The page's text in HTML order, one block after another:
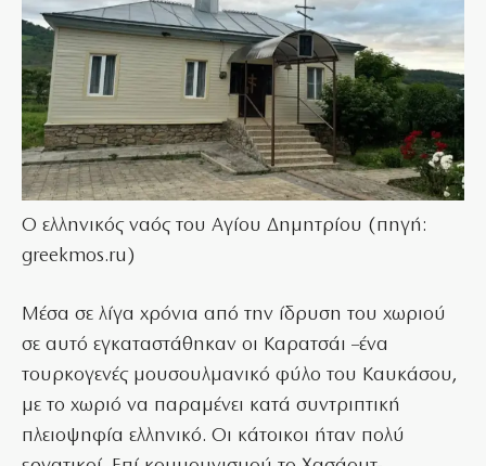
Ο ελληνικός ναός του Αγίου Δημητρίου (πηγή:
greekmos.ru)
Μέσα σε λίγα χρόνια από την ίδρυση του χωριού
σε αυτό εγκαταστάθηκαν οι Καρατσάι –ένα
τουρκογενές μουσουλμανικό φύλο του Καυκάσου,
με το χωριό να παραμένει κατά συντριπτική
πλειοψηφία ελληνικό. Οι κάτοικοι ήταν πολύ